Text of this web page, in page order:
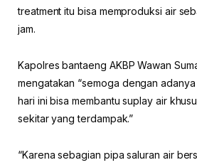
treatment itu bisa memproduksi air
jam.
Kapolres bantaeng AKBP Wawan
mengatakan “semoga dengan
hari ini bisa membantu suplay air
sekitar yang terdampak.”
“Karena sebagian pipa saluran air